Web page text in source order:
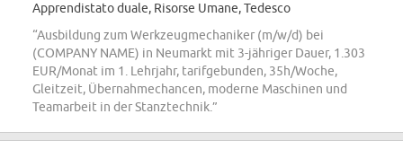
Apprendistato duale, Risorse Umane, Tedesco
“Ausbildung zum Werkzeugmechaniker (m/w/d) bei
(COMPANY NAME) in Neumarkt mit 3-jähriger Dauer, 1.303
EUR/Monat im 1. Lehrjahr, tarifgebunden, 35h/Woche,
Gleitzeit, Übernahmechancen, moderne Maschinen und
Teamarbeit in der Stanztechnik.”